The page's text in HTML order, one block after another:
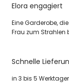
Elora engagiert
Eine Garderobe,
Frau zum Strahlen
Schnelle
in 3 bis 5